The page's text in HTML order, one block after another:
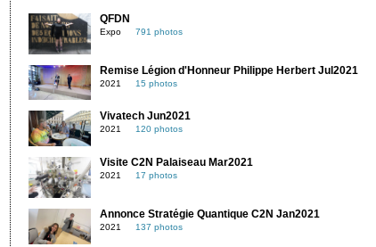
QFDN
Expo 791 photos
Remise Légion d'Honneur Philippe Herbert Jul2021
2021 15 photos
Vivatech Jun2021
2021 120 photos
Visite C2N Palaiseau Mar2021
2021 17 photos
Annonce Stratégie Quantique C2N Jan2021
2021 137 photos